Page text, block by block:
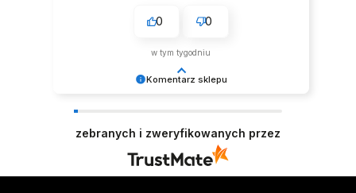
Komentarz sklepu
Doceniamy czas i wysiłek włożony w podzielenie
się z nami Twoimi doświadczeniami. Do
zobaczenia! Zespół LELKA 🦋
przekonaniem polecam ten produkt.
0 0
w tym tygodniu
zebranych i zweryfikowanych przez